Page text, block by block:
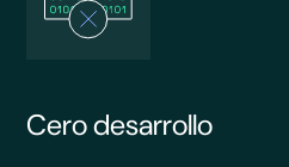
Cero desarrollo